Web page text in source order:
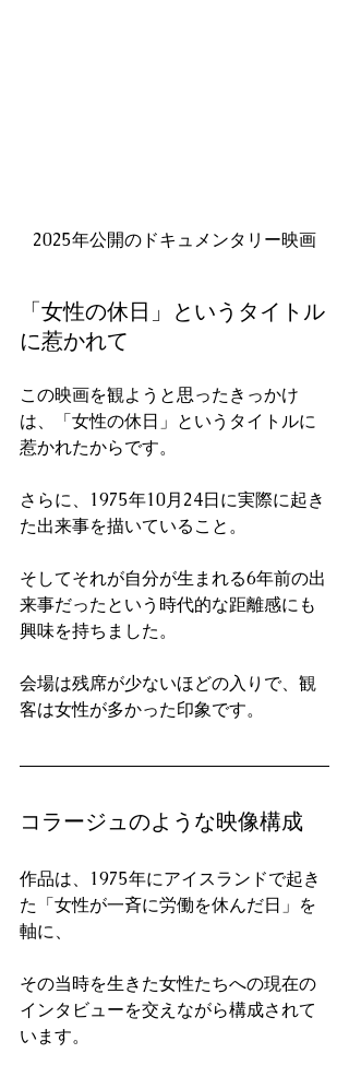
2025年公開のドキュメンタリー映画
「女性の休日」というタイトル
に惹かれて
この映画を観ようと思ったきっかけ
は、「女性の休日」というタイトルに
惹かれたからです。
さらに、1975年10月24日に実際に起き
た出来事を描いていること。
そしてそれが自分が生まれる6年前の出
来事だったという時代的な距離感にも
興味を持ちました。
会場は残席が少ないほどの入りで、観
客は女性が多かった印象です。
コラージュのような映像構成
作品は、1975年にアイスランドで起き
た「女性が一斉に労働を休んだ日」を
軸に、
その当時を生きた女性たちへの現在の
インタビューを交えながら構成されて
います。